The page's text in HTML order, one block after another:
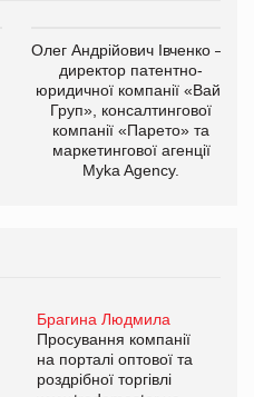
Олег Андрійович Івченко —
директор патентно-
юридичної компанії «Вайз
Груп», консалтингової
компанії «Парето» та
маркетингової агенції
Myka Agency.
Брагина Людмила
Просування компанії
на порталі оптової та
роздрібної торгівлі